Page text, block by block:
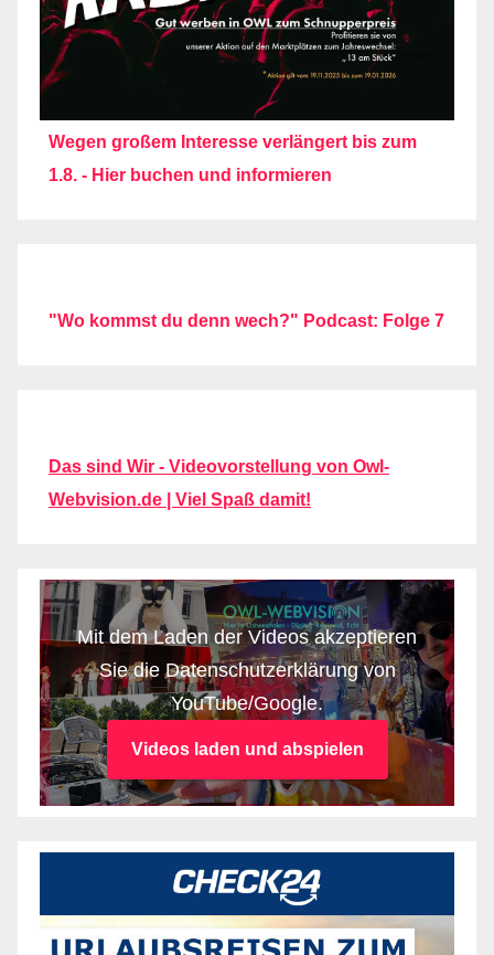
Wegen großem Interesse verlängert bis zum
1.8. - Hier buchen und informieren
"Wo kommst du denn wech?" Podcast: Folge 7
Das sind Wir - Videovorstellung von Owl-
Webvision.de | Viel Spaß damit!
Mit dem Laden der Videos akzeptieren
Sie die Datenschutzerklärung von
YouTube/Google.
Videos laden und abspielen